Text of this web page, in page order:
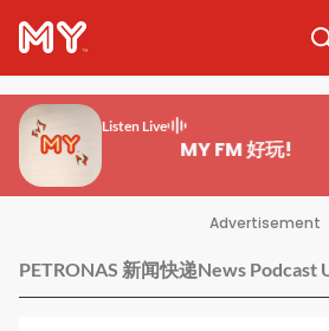
Listen Live
MY FM 好玩!
Advertisement
PETRONAS 新闻快递News Podcast